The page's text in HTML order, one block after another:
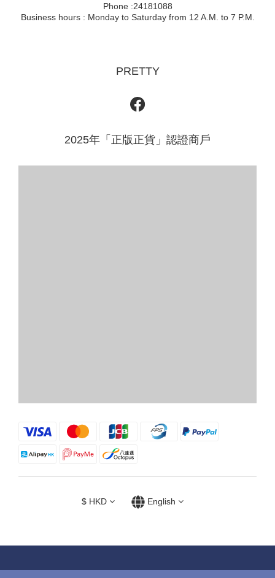
Phone :24181088
Business hours : Monday to Saturday from 12 A.M. to 7 P.M.
PRETTY
2025年「正版正貨」認證商戶
$ HKD English